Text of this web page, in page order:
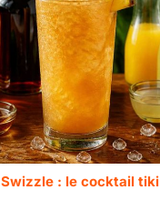
Swizzle : le cocktail tiki